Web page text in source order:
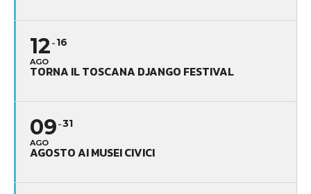
12
AGO
16
TORNA IL TOSCANA DJANGO FESTIVAL
09
AGO
31
AGOSTO AI MUSEI CIVICI